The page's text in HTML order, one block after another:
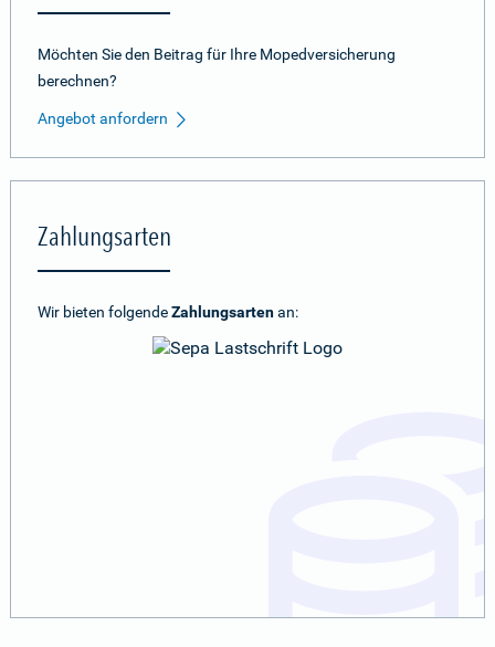
Möchten Sie den Beitrag für Ihre Mopedversicherung
berechnen?
Angebot anfordern
Zahlungsarten
Wir bieten folgendeZahlungsartenan: